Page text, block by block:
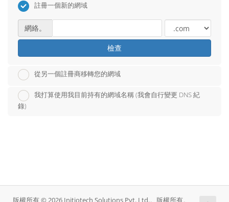
註冊一個新的網域
網絡。
檢查
從另一個註冊商移轉您的網域
我打算使用我目前持有的網域名稱 (我會自行變更 DNS 紀
錄)
版權所有 © 2026 Initiotech Solutions Pvt. Ltd.。版權所有。